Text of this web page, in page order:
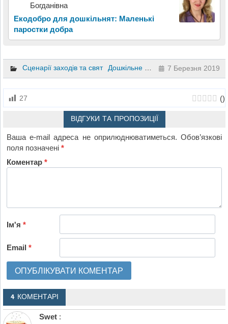
Богданівна
Екодобро для дошкільнят: Маленькі
паростки добра
Сценарії заходів та свят Дошкільне виховання 7 Березня 2019
27 ()
ВІДГУКИ ТА ПРОПОЗИЦІЇ
Ваша e-mail адреса не оприлюднюватиметься. Обов’язкові
поля позначені*
Коментар*
Ім'я*
Email*
4 КОМЕНТАРІ
Swet :